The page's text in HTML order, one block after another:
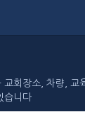
회장소, 차량, 교
습니다